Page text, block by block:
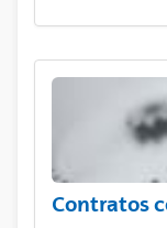
Contratos